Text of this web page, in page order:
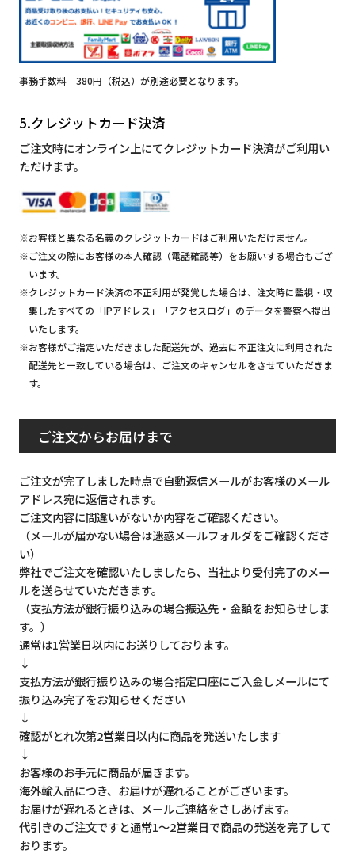
事務手数料 380円（税込）が別途必要となります。
5.クレジットカード決済
ご注文時にオンライン上にてクレジットカード決済がご利用い
ただけます。
※お客様と異なる名義のクレジットカードはご利用いただけません。
※ご注文の際にお客様の本人確認（電話確認等）をお願いする場合もござ
います。
※クレジットカード決済の不正利用が発覚した場合は、注文時に監視・収
集したすべての「IPアドレス」「アクセスログ」のデータを警察へ提出
いたします。
※お客様がご指定いただきました配送先が、過去に不正注文に利用された
配送先と一致している場合は、ご注文のキャンセルをさせていただきま
す。
ご注文からお届けまで
ご注文が完了しました時点で自動返信メールがお客様のメール
アドレス宛に返信されます。
ご注文内容に間違いがないか内容をご確認ください。
（メールが届かない場合は迷惑メールフォルダをご確認くださ
い）
弊社でご注文を確認いたしましたら、当社より受付完了のメー
ルを送らせていただきます。
（支払方法が銀行振り込みの場合振込先・金額をお知らせしま
す。）
通常は1営業日以内にお送りしております。
↓
支払方法が銀行振り込みの場合指定口座にご入金しメールにて
振り込み完了をお知らせください
↓
確認がとれ次第2営業日以内に商品を発送いたします
↓
お客様のお手元に商品が届きます。
海外輸入品につき、お届けが遅れることがございます。
お届けが遅れるときは、メールご連絡をさしあげます。
代引きのご注文ですと通常1～2営業日で商品の発送を完了して
おります。